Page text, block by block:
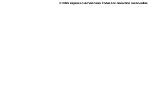
© 2025 Espresso Americano. Todos los derechos reservados.